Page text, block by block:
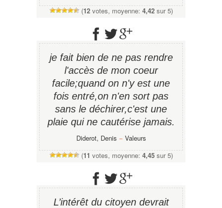
(12votes, moyenne: 4,42sur 5)
je fait bien de ne pas rendre
l'accès de mon coeur
facile;quand on n'y est une
fois entré,on n'en sort pas
sans le déchirer,c'est une
plaie qui ne cautérise jamais.
Diderot, Denis − Valeurs
(11 votes, moyenne: 4,45sur 5)
L’intérêt du citoyen devrait